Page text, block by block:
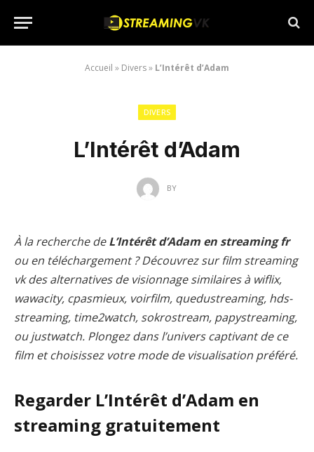
Accueil » Divers» L’Intérêt d’Adam
DIVERS
L’Intérêt d’Adam
BY
À la recherche deL’Intérêt d’Adam en streaming fr
ou en téléchargement ? Découvrez sur film streaming
vk des alternatives de visionnage similaires à wiflix,
wawacity, cpasmieux, voirfilm, quedustreaming, hds-
streaming, time2watch, sokrostream, papystreaming,
ou justwatch. Plongez dans l’univers captivant de ce
film et choisissez votre mode de visualisation préféré.
Regarder L’Intérêt d’Adam en
streaming gratuitement